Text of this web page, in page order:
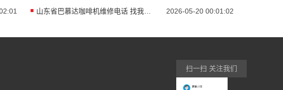
山东省巴慕达咖啡机维修电话 找我就对了 专业师 2026-05-20 00:01:02
扫一扫 关注我们